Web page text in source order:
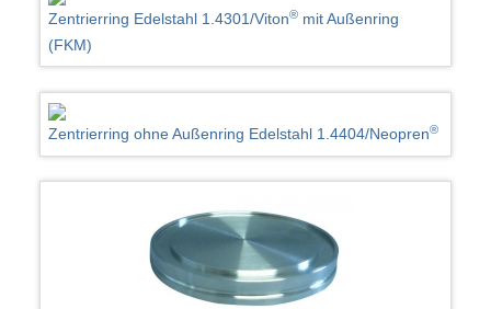
Zentrierring Edelstahl 1.4301/Viton® mit Außenring
(FKM)
Zentrierring ohne Außenring Edelstahl 1.4404/Neopren®